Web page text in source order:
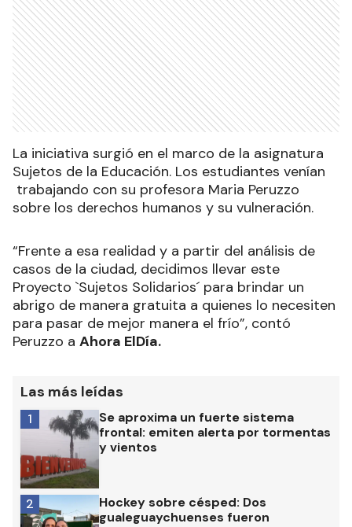
La iniciativa surgió en el marco de la asignatura
Sujetos de la Educación. Los estudiantes venían
trabajando con su profesora Maria Peruzzo
sobre los derechos humanos y su vulneración.
“Frente a esa realidad y a partir del análisis de
casos de la ciudad, decidimos llevar este
Proyecto `Sujetos Solidarios´ para brindar un
abrigo de manera gratuita a quienes lo necesiten
para pasar de mejor manera el frío”, contó
Peruzzo a Ahora ElDía.
Las más leídas
Se aproxima un fuerte sistema
frontal: emiten alerta por tormentas
y vientos
1
Hockey sobre césped: Dos
gualeguaychuenses fueron
2